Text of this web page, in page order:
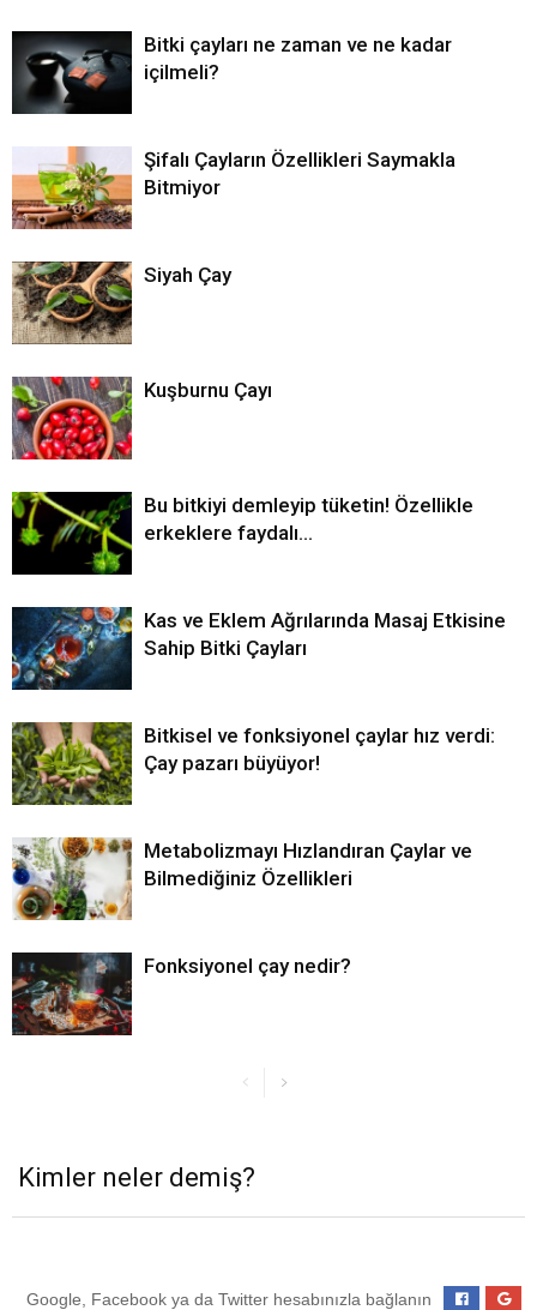
Bitki çayları ne zaman ve ne kadar
içilmeli?
Şifalı Çayların Özellikleri Saymakla
Bitmiyor
Siyah Çay
Kuşburnu Çayı
Bu bitkiyi demleyip tüketin! Özellikle
erkeklere faydalı…
Kas ve Eklem Ağrılarında Masaj Etkisine
Sahip Bitki Çayları
Bitkisel ve fonksiyonel çaylar hız verdi:
Çay pazarı büyüyor!
Metabolizmayı Hızlandıran Çaylar ve
Bilmediğiniz Özellikleri
Fonksiyonel çay nedir?
Kimler neler demiş?
Google, Facebook ya da Twitter hesabınızla bağlanın